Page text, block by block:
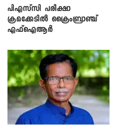
പിഎസ്‌സി പരീക്ഷാ
ക്രമക്കേ‌ടിൽ ക്രൈംബ്രാഞ്ച്
എഫ്ഐആർ